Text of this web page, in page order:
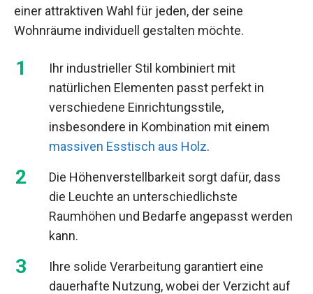
einer attraktiven Wahl für jeden, der seine
Wohnräume individuell gestalten möchte.
Ihr industrieller Stil kombiniert mit
natürlichen Elementen passt perfekt in
verschiedene Einrichtungsstile,
insbesondere in Kombination mit einem
massiven Esstisch aus Holz.
Die Höhenverstellbarkeit sorgt dafür, dass
die Leuchte an unterschiedlichste
Raumhöhen und Bedarfe angepasst werden
kann.
Ihre solide Verarbeitung garantiert eine
dauerhafte Nutzung, wobei der Verzicht auf